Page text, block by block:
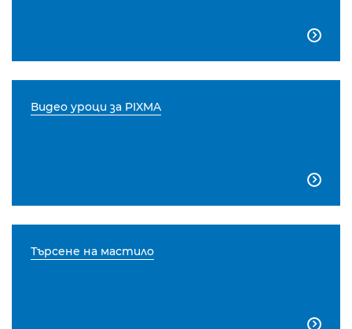

Видео уроци за PIXMA

Търсене на мастило
